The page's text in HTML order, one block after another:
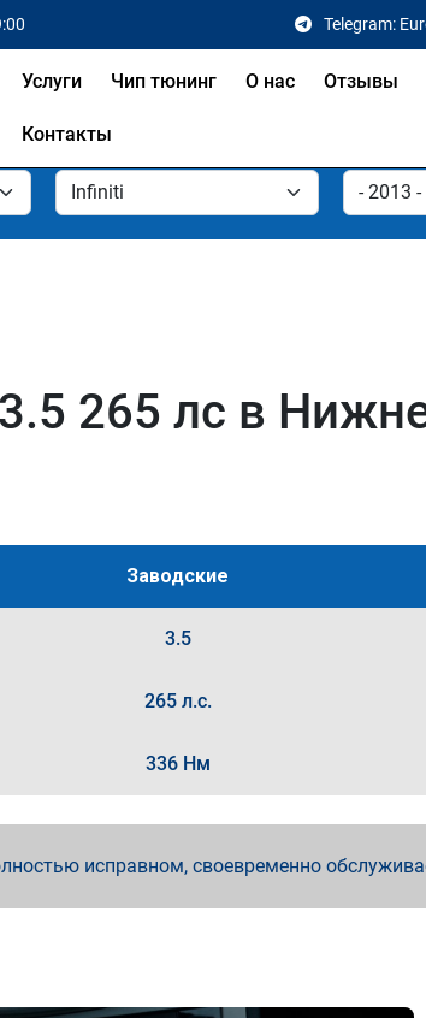
Telegram:
Услуги Чип тюнинг О нас Отзывы
Контакты
265 лс в
Заводские
3.5
265 л.с.
336 Нм
исправном, своевременно